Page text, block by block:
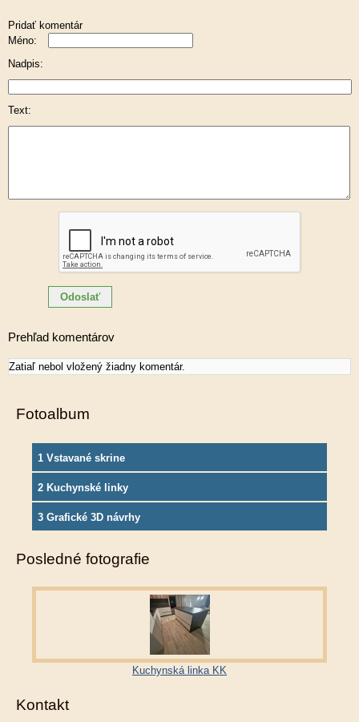
Pridať komentár
Méno:
Nadpis:
Text:
Prehľad komentárov
Zatiaľ nebol vložený žiadny komentár.
Fotoalbum
1 Vstavané skrine
2 Kuchynské linky
3 Grafické 3D návrhy
Posledné fotografie
Kuchynská linka KK
Kontakt